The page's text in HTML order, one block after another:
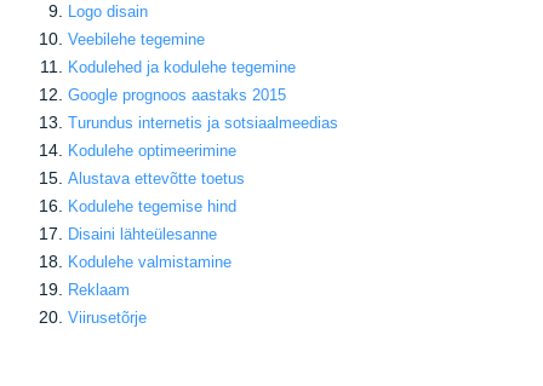
Logo disain
Veebilehe tegemine
Kodulehed ja kodulehe tegemine
Google prognoos aastaks 2015
Turundus internetis ja sotsiaalmeedias
Kodulehe optimeerimine
Alustava ettevõtte toetus
Kodulehe tegemise hind
Disaini lähteülesanne
Kodulehe valmistamine
Reklaam
Viirusetõrje